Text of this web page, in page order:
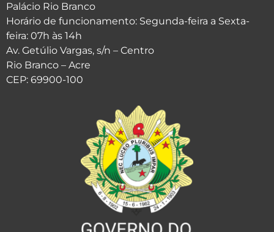
Palácio Rio Branco
Horário de funcionamento: Segunda-feira a Sexta-
feira: 07h às 14h
Av. Getúlio Vargas, s/n – Centro
Rio Branco – Acre
CEP: 69900-100